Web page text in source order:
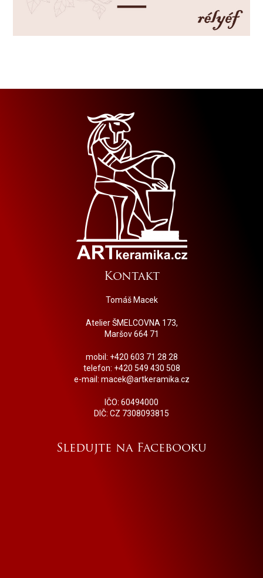
Kontakt
Tomáš Macek
Atelier ŠMELCOVNA 173,
Maršov 664 71
mobil: +420 603 71 28 28
telefon: +420 549 430 508
e-mail: macek@artkeramika.cz
IČO: 60494000
DIČ: CZ 7308093815
Sledujte na Facebooku